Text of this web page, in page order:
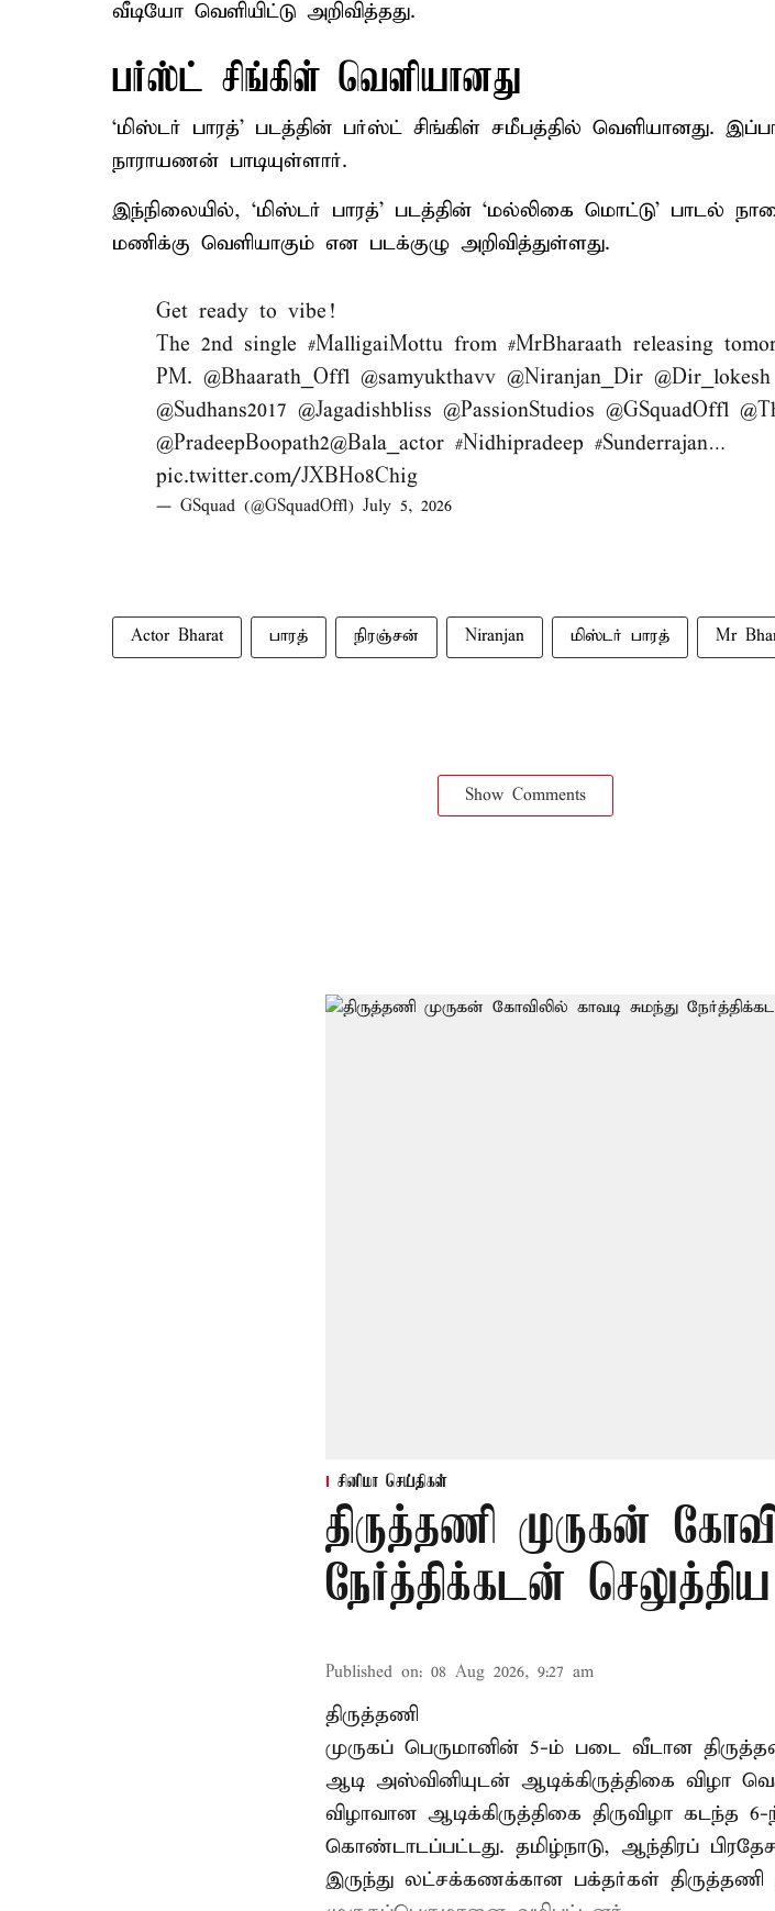
வீடியோ வெளியிட்டு அறிவித்தது.
பர்ஸ்ட் சிங்கிள் வெளியானது
‘மிஸ்டர் பாரத்’ படத்தின் பர்ஸ்ட் சிங்கிள் சமீபத்தில் வெளியானது.
நாராயணன் பாடியுள்ளார்.
இந்நிலையில், ‘மிஸ்டர் பாரத்’ படத்தின் ‘மல்லிகை மொட்டு’ பாடல்
மணிக்கு வெளியாகும் என படக்குழு அறிவித்துள்ளது.
Get ready to vibe!
The 2nd single #MalligaiMottu from #MrBharaath releasing
PM. @Bhaarath_Offl @samyukthavv @Niranjan_Dir @Dir_lokesh
@Sudhans2017 @Jagadishbliss @PassionStudios @GSquadOffl
@PradeepBoopath2@Bala_actor #Nidhipradeep #Sunderrajan…
pic.twitter.com/JXBHo8Chig
— GSquad (@GSquadOffl) July 5, 2026
Actor Bharat பாரத் நிரஞ்சன் Niranjan மிஸ்டர் பாரத் Mr
Show Comments
சினிமா செய்திகள்
திருத்தணி முருகன்
நேர்த்திக்கடன்
Published on: 08 Aug 2026, 9:27 am
திருத்தணி
முருகப் பெருமானின் 5-ம் படை வீடான
ஆடி அஸ்வினியுடன் ஆடிக்கிருத்திகை விழா
விழாவான ஆடிக்கிருத்திகை திருவிழா கடந்த
கொண்டாடப்பட்டது. தமிழ்நாடு, ஆந்திரப்
இருந்து லட்சக்கணக்கான பக்தர்கள் திருத்தணி